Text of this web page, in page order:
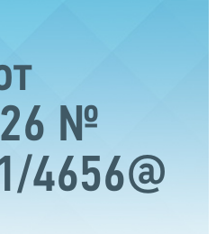
№
4656@